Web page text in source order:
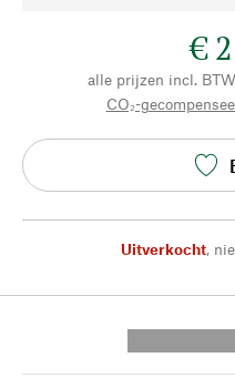
€
alle prijzen incl.
CO₂-
Uitverkocht,